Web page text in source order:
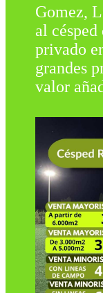
Gomez,
al
privado
grandes
valor